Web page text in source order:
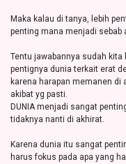
Maka kalau di tanya, lebih
penting mana menjadi sebab
Tentu jawabannya sudah
pentignya dunia terkait erat
karena harapan memanen di
akibat yg pasti.
DUNIA menjadi sangat
tidaknya nanti di akhirat.
Karena dunia itu sangat
harus fokus pada apa yang